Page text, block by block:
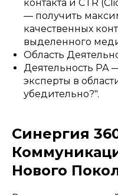
контакта и CTR
— получить
качественных
выделенного
Область
Деятельность РА
эксперты в
убедительно?".
Синергия
Нового